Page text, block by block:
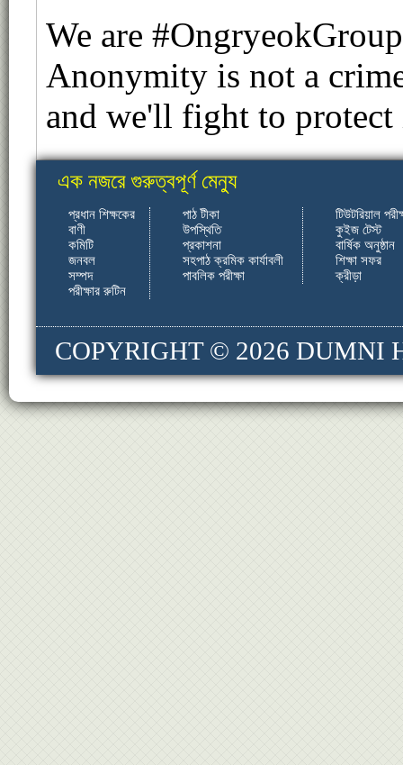
We are #OngryeokGroup
Anonymity is not a
and we'll fight to
এক নজরে গুরুত্বপূর্ণ মেন্যু
প্রধান শিক্ষকের
বাণী
কমিটি
জনবল
সম্পদ
পরীক্ষার রুটিন
পাঠ টীকা
উপস্থিতি
প্রকাশনা
সহপাঠ ক্রমিক কার্যাবলী
পাবলিক পরীক্ষা
টিউটরিয়াল
কুইজ টেস্ট
বার্ষিক অনুষ্ঠান
শিক্ষা সফর
ক্রীড়া
COPYRIGHT © 2026 DUMNI